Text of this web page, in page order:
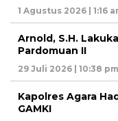
1 Agustus 2026 | 1:16
Arnold, S.H.
Pardomuan II
29 Juli 2026 | 10:38
Kapolres Agara
GAMKI